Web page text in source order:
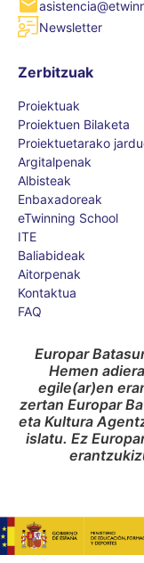
Newsletter
Zerbitzuak
Proiektuak
Proiektuen Bilaketa
Proiektuetarako
Argitalpenak
Albisteak
Enbaxadoreak
eTwinning School
ITE
Baliabideak
Aitorpenak
Kontaktua
FAQ
Europar
Hemen
egile(ar)en
zertan Europar
eta Kultura
islatu. Ez